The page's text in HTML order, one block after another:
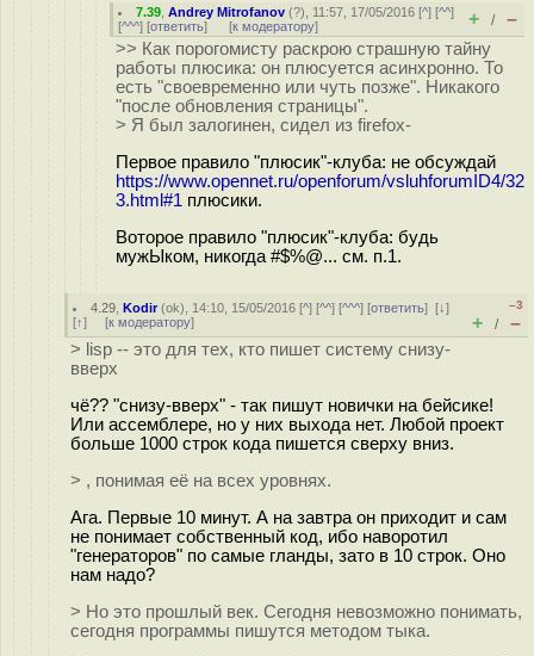
7.39 ,Andrey Mitrofanov (?), 11:57, 17/05/2016 [^] [^^]
[^^^] [ответить] [к модератору] + / –
>> Как порогомисту раскрою страшную тайну
работы плюсика: он плюсуется асинхронно. То
есть "своевременно или чуть позже". Никакого
"после обновления страницы".
> Я был залогинен, сидел из firefox-
Первое правило "плюсик"-клуба: не обсуждай
https://www.opennet.ru/openforum/vsluhforumID4/32
3.html#1 плюсики.
Воторое правило "плюсик"-клуба: будь
мужЫком, никогда #$%@... см. п.1.
4.29 ,Kodir(ok), 14:10, 15/05/2016 [^] [^^] [^^^] [ответить][↓]
[↑] [к модератору]
–3
+ / –
> lisp -- это для тех, кто пишет систему снизу-
вверх
чё?? "снизу-вверх" - так пишут новички на бейсике!
Или ассемблере, но у них выхода нет. Любой проект
больше 1000 строк кода пишется сверху вниз.
> , понимая её на всех уровнях.
Ага. Первые 10 минут. А на завтра он приходит и сам
не понимает собственный код, ибо наворотил
"генераторов" по самые гланды, зато в 10 строк. Оно
нам надо?
> Но это прошлый век. Сегодня невозможно понимать,
сегодня программы пишутся методом тыка.